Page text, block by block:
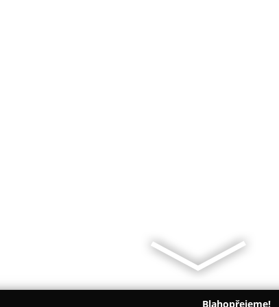
Blahopřejeme!